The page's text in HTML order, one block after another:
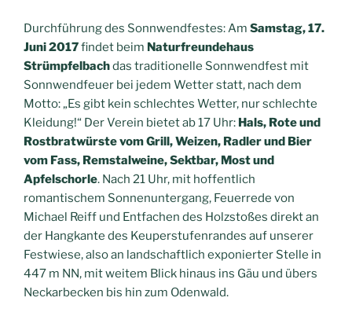
Durchführung des Sonnwendfestes: Am Samstag, 17.
Juni 2017findet beim Naturfreundehaus
Strümpfelbachdas traditionelle Sonnwendfest mit
Sonnwendfeuer bei jedem Wetter statt, nach dem
Motto: „Es gibt kein schlechtes Wetter, nur schlechte
Kleidung!“ Der Verein bietet ab 17 Uhr: Hals, Rote und
Rostbratwürste vom Grill, Weizen, Radler und Bier
vom Fass, Remstalweine, Sektbar, Most und
Apfelschorle. Nach 21 Uhr, mit hoffentlich
romantischem Sonnenuntergang, Feuerrede von
Michael Reiff und Entfachen des Holzstoßes direkt an
der Hangkante des Keuperstufenrandes auf unserer
Festwiese, also an landschaftlich exponierter Stelle in
447 m NN, mit weitem Blick hinaus ins Gäu und übers
Neckarbecken bis hin zum Odenwald.